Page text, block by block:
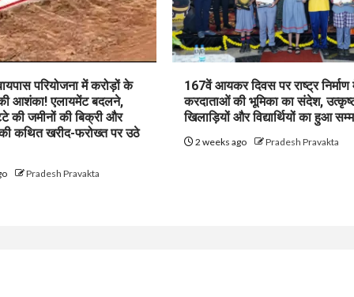
परियोजना में करोड़ों के
आशंका! एलायमेंट बदलने,
की जमीनों की बिक्री और
कथित खरीद-फरोख्त पर उठे
Pradesh Pravakta
167वें आयकर दिवस पर राष्ट्र निर्माण
करदाताओं की भूमिका का संदेश,
खिलाड़ियों और विद्यार्थियों का हुआ
2 weeks ago Pradesh Pravakta